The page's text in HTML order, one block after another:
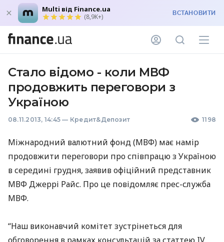
Multi від Finance.ua
(8,9K+) ВСТАНОВИТИ
Стало відомо - коли МВФ
продовжить переговори з
Україною
08.11.2013, 14:45 — Кредит&Депозит 1198
Міжнародний валютний фонд (МВФ) має намір
продовжити переговори про співпрацю з Україною
в середині грудня, заявив офіційний представник
МВФДжеррі Райс. Про це повідомляє прес-служба
МВФ.
“Наш виконавчий комітет зустрінеться для